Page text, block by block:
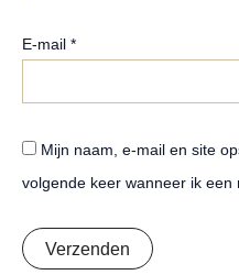
E-mail *
Mijn naam, e-mail en site
volgende keer wanneer ik een